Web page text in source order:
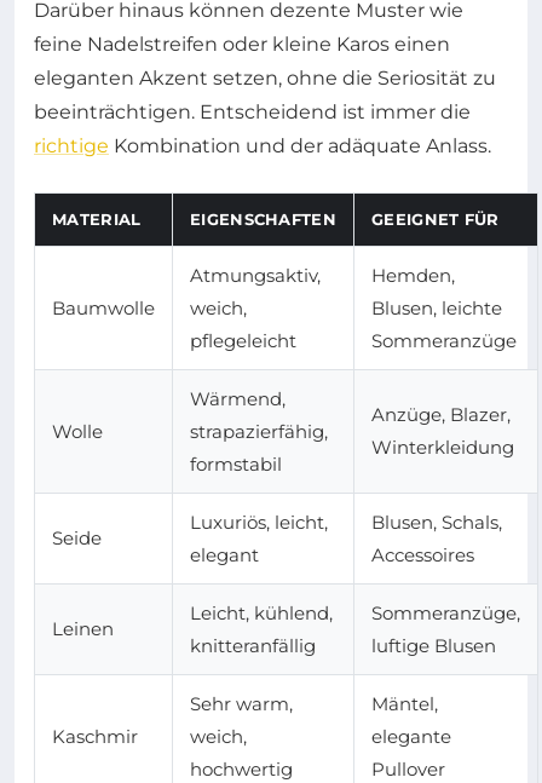
Darüber hinaus können dezente Muster wie
feine Nadelstreifen oder kleine Karos einen
eleganten Akzent setzen, ohne die Seriosität zu
beeinträchtigen. Entscheidend ist immer die
richtige Kombination und der adäquate Anlass.
MATERIAL EIGENSCHAFTEN GEEIGNET FÜR
Baumwolle
Atmungsaktiv,
weich,
pflegeleicht
Hemden,
Blusen, leichte
Sommeranzüge
Wolle
Wärmend,
strapazierfähig,
formstabil
Anzüge, Blazer,
Winterkleidung
Seide
Luxuriös, leicht,
elegant
Blusen, Schals,
Accessoires
Leinen
Leicht, kühlend,
knitteranfällig
Sommeranzüge,
luftige Blusen
Kaschmir
Sehr warm,
weich,
hochwertig
Mäntel,
elegante
Pullover